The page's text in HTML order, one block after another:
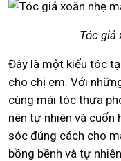
Tóc giả
Đây là một kiểu tóc
cho chị em. Với
cùng mái tóc thưa
nên tự nhiên và cuốn
sóc đúng cách cho
bồng bềnh và tự